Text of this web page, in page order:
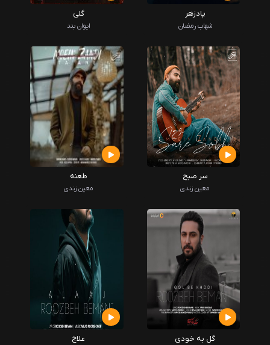
پادزهر
شهاب رمضان
گلی
ایوان بند
سر صبح
معین زندی
طعنه
معین زندی
گل به خودی علاج